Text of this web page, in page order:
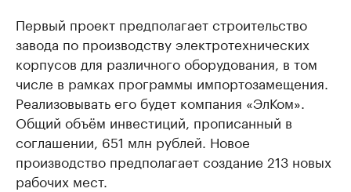
Первый проект предполагает строительство
завода по производству электротехнических
корпусов для различного оборудования, в том
числе в рамках программы импортозамещения.
Реализовывать его будет компания «ЭлКом».
Общий объём инвестиций, прописанный в
соглашении, 651 млн рублей. Новое
производство предполагает создание 213 новых
рабочих мест.